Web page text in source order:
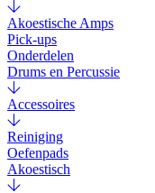
Akoestische Amps
Pick-ups
Onderdelen
Drums en Percussie
Accessoires
Reiniging
Oefenpads
Akoestisch